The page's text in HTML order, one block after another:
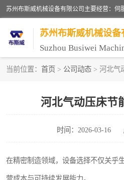
苏州布斯威机械设备
当前位置： 首页 > 公司动态 > 河北气
河北气动压床节
时间：2026-03-16
在精密制造领域，设备选择不仅关乎
气压机-气动压床
伺服压力机